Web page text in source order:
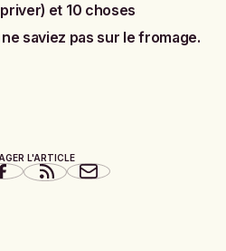
et 10 choses
saviez pas sur le fromage.
L'ARTICLE